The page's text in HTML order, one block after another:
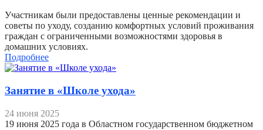
Участникам были предоставлены ценные рекомендации и
советы по уходу, созданию комфортных условий проживания
граждан с ограниченными возможностями здоровья в
домашних условиях.
Подробнее
Занятие в «Школе ухода»
24 июня 2025
19 июня 2025 года в Областном государственном бюджетном